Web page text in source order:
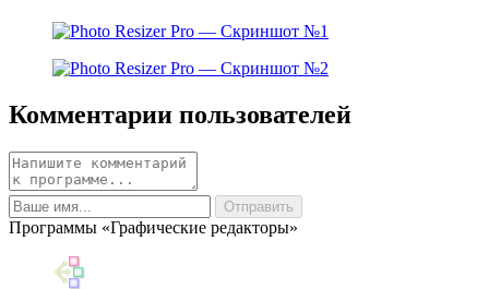
Комментарии пользователей
Программы «Графические редакторы»